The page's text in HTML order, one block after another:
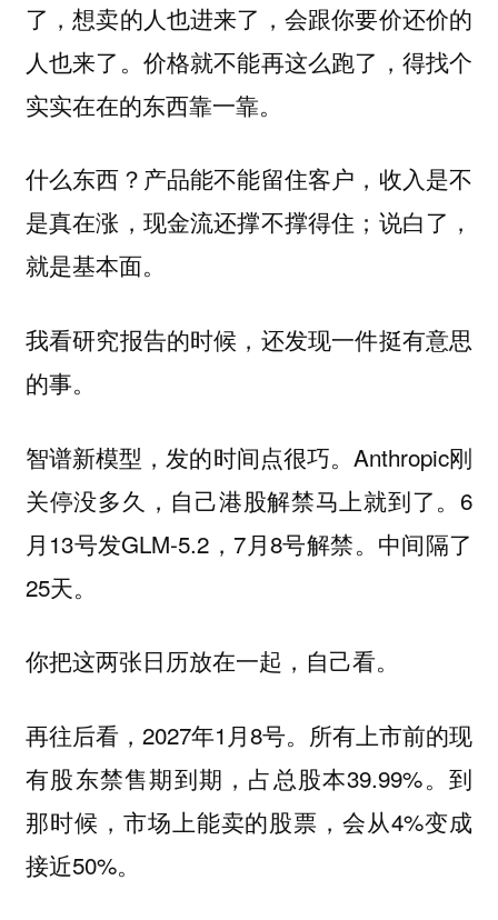
了，想卖的人也进来了，会跟你要价还价的
人也来了。价格就不能再这么跑了，得找个
实实在在的东西靠一靠。
什么东西？产品能不能留住客户，收入是不
是真在涨，现金流还撑不撑得住；说白了，
就是基本面。
我看研究报告的时候，还发现一件挺有意思
的事。
智谱新模型，发的时间点很巧。Anthropic刚
关停没多久，自己港股解禁马上就到了。6
月13号发GLM-5.2，7月8号解禁。中间隔了
25天。
你把这两张日历放在一起，自己看。
再往后看，2027年1月8号。所有上市前的现
有股东禁售期到期，占总股本39.99%。到
那时候，市场上能卖的股票，会从4%变成
接近50%。